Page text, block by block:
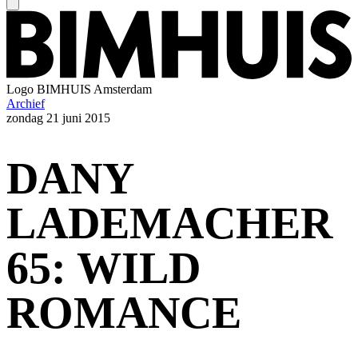
Logo BIMHUIS Amsterdam
Archief
zondag 21 juni 2015
DANY
LADEMACHER
65: WILD
ROMANCE